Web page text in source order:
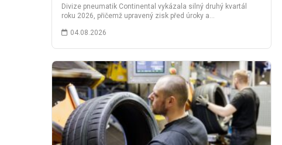
Divize pneumatik Continental vykázala silný druhý kvartál
roku 2026, přičemž upravený zisk před úroky a…
04.08.2026